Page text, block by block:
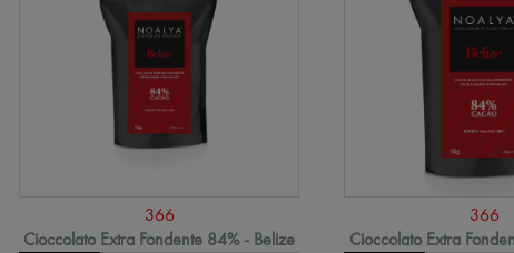
366
Cioccolato Extra Fondente 84% - Belize
366
Cioccolato Extra